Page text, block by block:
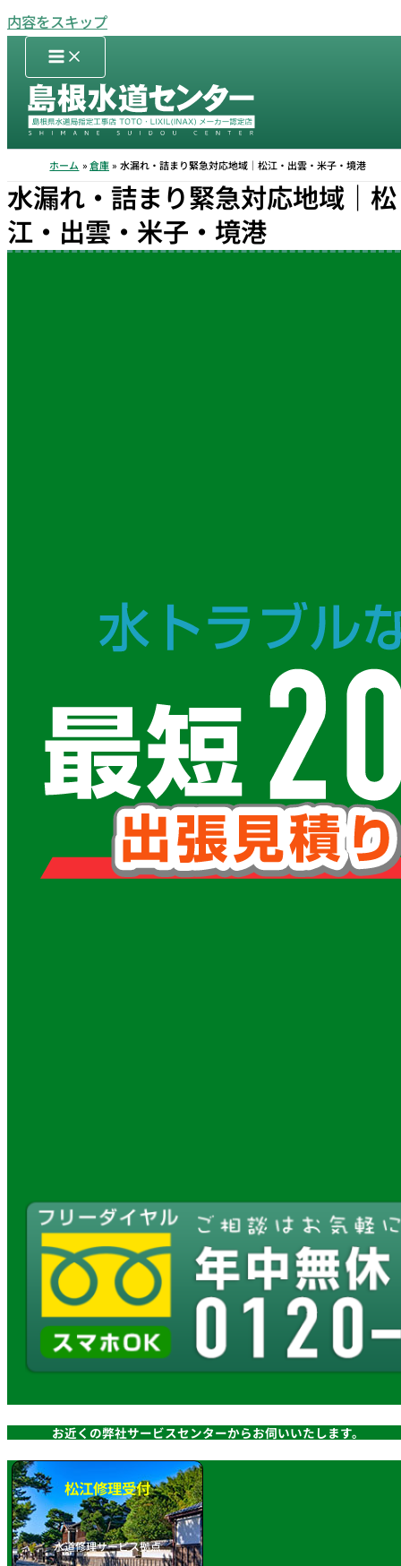
内容をスキップ
ホーム 倉庫 水漏れ・詰まり緊急対応地域｜松江・出雲・米子・境港
水漏れ・詰まり緊急対応地域｜松
江・出雲・米子・境港
お近くの弊社サービスセンターからお伺いいたします。
松江修理受付
水道修理サービス拠点